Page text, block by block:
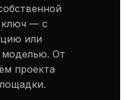
ключ — с
или
моделью. От
проекта